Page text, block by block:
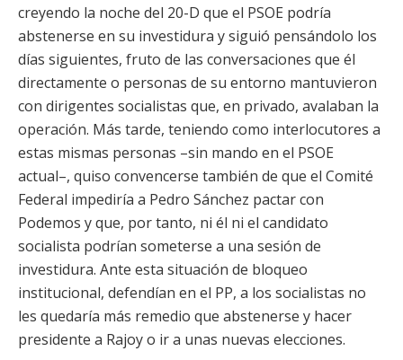
creyendo la noche del 20-D que el PSOE podría
abstenerse en su investidura y siguió pensándolo los
días siguientes, fruto de las conversaciones que él
directamente o personas de su entorno mantuvieron
con dirigentes socialistas que, en privado, avalaban la
operación. Más tarde, teniendo como interlocutores a
estas mismas personas –sin mando en el PSOE
actual–, quiso convencerse también de que el Comité
Federal impediría a Pedro Sánchez pactar con
Podemos y que, por tanto, ni él ni el candidato
socialista podrían someterse a una sesión de
investidura. Ante esta situación de bloqueo
institucional, defendían en el PP, a los socialistas no
les quedaría más remedio que abstenerse y hacer
presidente a Rajoy o ir a unas nuevas elecciones.